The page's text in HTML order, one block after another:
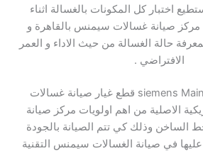
اختبار كل المكونات بالغسالة اثناء
صيانة غسالات سيمنس بالقاهرة و
حالة الغسالة من حيث الاداء و العمر
الافتراضي .
siemens Maintenance Washers قطع غيار صيانة غسالات
الاصلية من اهم اولويات مركز صيانة
وذلك كي تتم الصيانة بالجودة
في صيانة الغسالات سيمنس التقنية